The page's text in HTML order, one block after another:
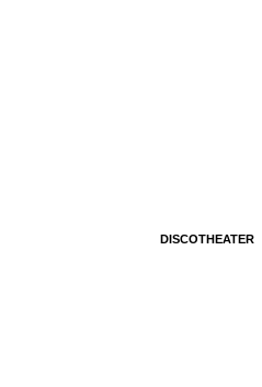
DISCOTHEATER